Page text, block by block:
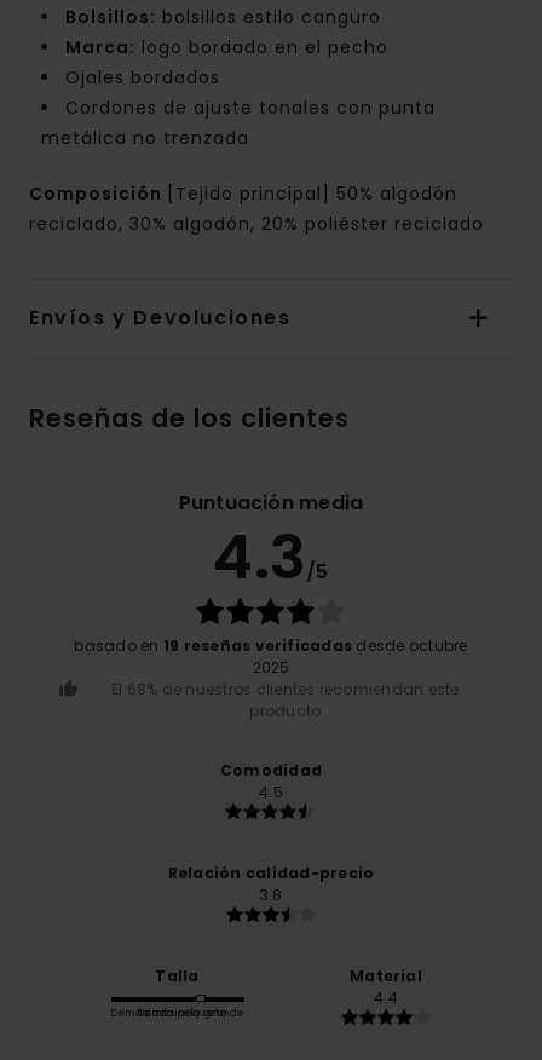
Bolsillos: bolsillos estilo canguro
Marca: logo bordado en el pecho
Ojales bordados
Cordones de ajuste tonales con punta
metálica no trenzada
Composición [Tejido principal] 50% algodón
reciclado, 30% algodón, 20% poliéster reciclado
Envíos y Devoluciones
Reseñas de los clientes
Puntuación media
4.3/5
basado en 19 reseñas verificadas desde octubre
2025
El 68% de nuestros clientes recomiendan este
producto
Comodidad
4.5
Relación calidad-precio
3.8
Talla
Demasiado pequeño
Demasiado grande
Material
4.4